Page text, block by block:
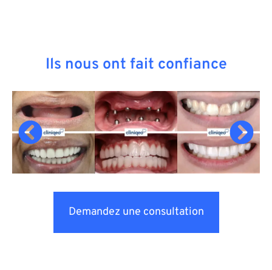
Ils nous ont fait confiance
Demandez une consultation